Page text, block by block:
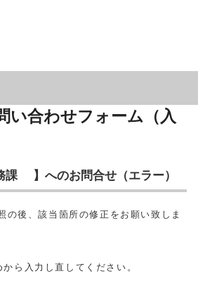
い合わせフォーム（入
課 】へのお問合せ（エラー）
の後、該当箇所の修正をお願い致しま
ら入力し直してください。